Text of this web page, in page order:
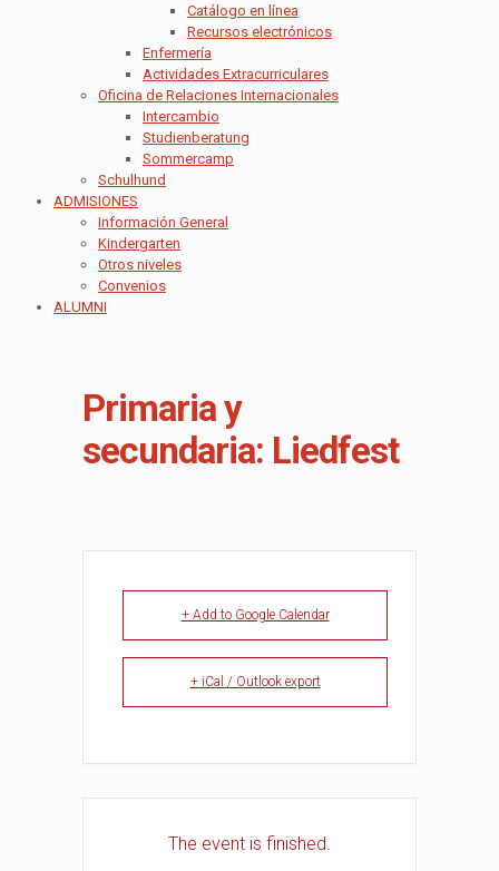
Catálogo en línea
Recursos electrónicos
Enfermería
Actividades Extracurriculares
Oficina de Relaciones Internacionales
Intercambio
Studienberatung
Sommercamp
Schulhund
ADMISIONES
Información General
Kindergarten
Otros niveles
Convenios
ALUMNI
Primaria y
secundaria: Liedfest
+ Add to Google Calendar
+ iCal / Outlook export
The event is finished.